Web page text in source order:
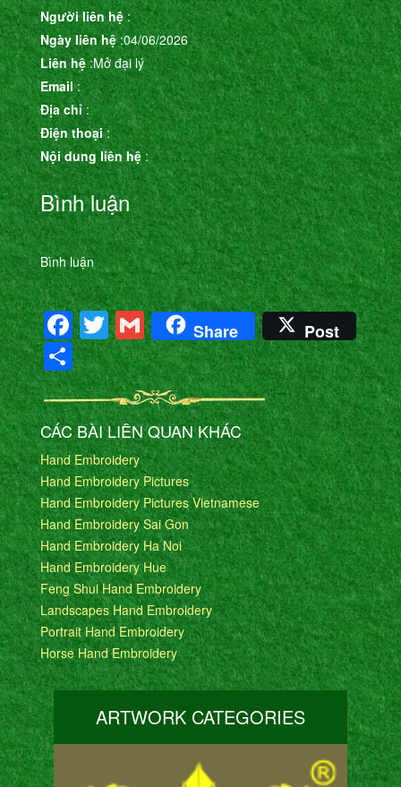
Người liên hệ:
Ngày liên hệ :04/06/2026
Liên hệ:Mở đại lý
Email:
Địa chỉ:
Điện thoại:
Nội dung liên hệ:
Bình luận
Bình luận
Facebook
Twitter
Gmail
Share Post
Share
CÁC BÀI LIÊN QUAN KHÁC
Hand Embroidery
Hand Embroidery Pictures
Hand Embroidery Pictures Vietnamese
Hand Embroidery Sai Gon
Hand Embroidery Ha Noi
Hand Embroidery Hue
Feng Shui Hand Embroidery
Landscapes Hand Embroidery
Portrait Hand Embroidery
Horse Hand Embroidery
ARTWORK CATEGORIES